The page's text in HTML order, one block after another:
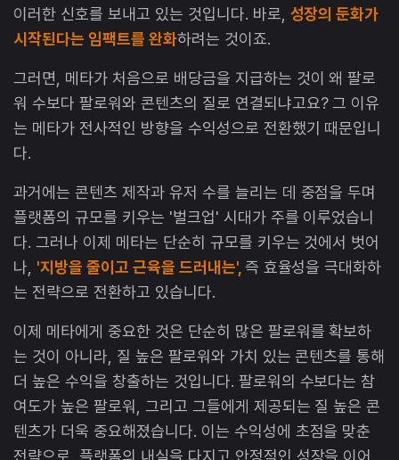
이러한 신호를 보내고 있는 것입니다. 바로, 성장의 둔화가
시작된다는 임팩트를 완화하려는 것이죠.
그러면, 메타가 처음으로 배당금을 지급하는 것이 왜 팔로
워 수보다 팔로워와 콘텐츠의 질로 연결되냐고요? 그 이유
는 메타가 전사적인 방향을 수익성으로 전환했기 때문입니
다.
과거에는 콘텐츠 제작과 유저 수를 늘리는 데 중점을 두며
플랫폼의 규모를 키우는 '벌크업' 시대가 주를 이루었습니
다. 그러나 이제 메타는 단순히 규모를 키우는 것에서 벗어
나, '지방을 줄이고 근육을 드러내는', 즉 효율성을 극대화하
는 전략으로 전환하고 있습니다.
이제 메타에게 중요한 것은 단순히 많은 팔로워를 확보하
는 것이 아니라, 질 높은 팔로워와 가치 있는 콘텐츠를 통해
더 높은 수익을 창출하는 것입니다. 팔로워의 수보다는 참
여도가 높은 팔로워, 그리고 그들에게 제공되는 질 높은 콘
텐츠가 더욱 중요해졌습니다. 이는 수익성에 초점을 맞춘
전략으로, 플랫폼의 내실을 다지고 안정적인 성장을 이어